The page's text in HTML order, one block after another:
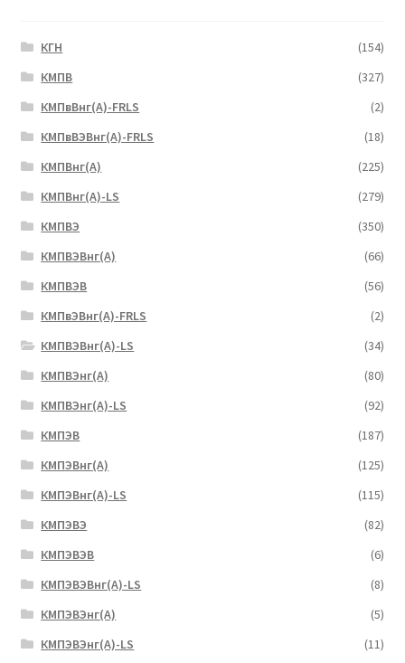
КГН
(154)
КМПВ
(327)
КМПвВнг(А)-FRLS
(2)
КМПвВЭВнг(А)-FRLS
(18)
КМПВнг(А)
(225)
КМПВнг(А)-LS
(279)
КМПВЭ
(350)
КМПВЭBнг(А)
(66)
КМПВЭВ
(56)
КМПвЭВнг(А)-FRLS
(2)
КМПВЭВнг(А)-LS
(34)
КМПВЭнг(А)
(80)
КМПВЭнг(А)-LS
(92)
КМПЭВ
(187)
КМПЭВнг(А)
(125)
КМПЭВнг(А)-LS
(115)
КМПЭВЭ
(82)
КМПЭВЭВ
(6)
КМПЭВЭВнг(А)-LS
(8)
КМПЭВЭнг(А)
(5)
КМПЭВЭнг(А)-LS
(11)